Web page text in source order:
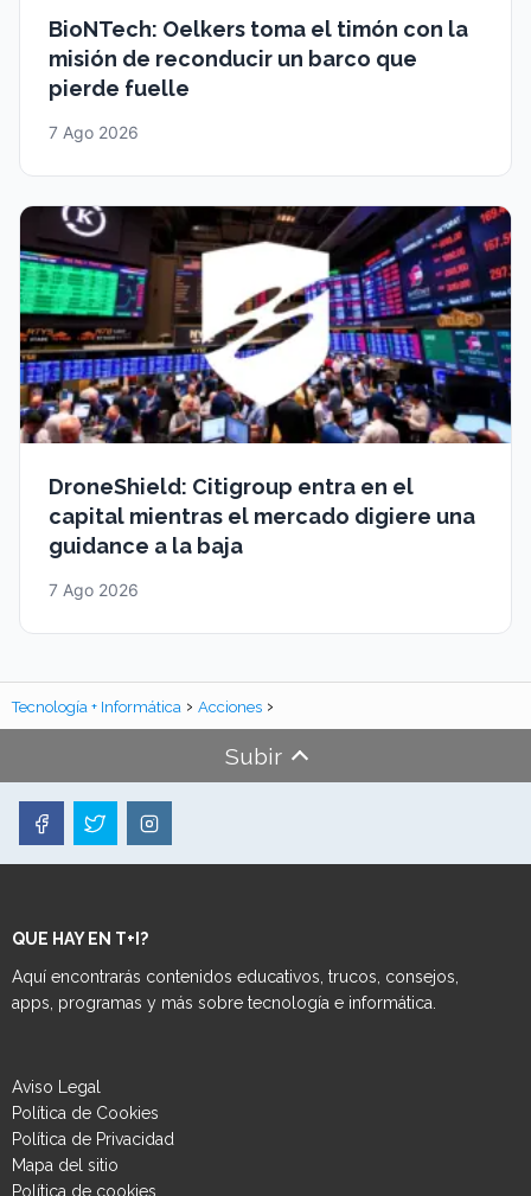
BioNTech: Oelkers toma el timón con la
misión de reconducir un barco que
pierde fuelle
7 Ago 2026
DroneShield: Citigroup entra en el
capital mientras el mercado digiere una
guidance a la baja
7 Ago 2026
Tecnología + Informática Acciones
Subir
QUE HAY EN T+I?
Aquí encontrarás contenidos educativos, trucos, consejos,
apps, programas y más sobre tecnología e informática.
Aviso Legal
Política de Cookies
Política de Privacidad
Mapa del sitio
Política de cookies